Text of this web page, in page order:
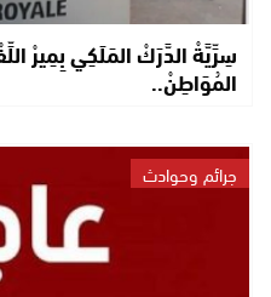
سِرِّيَّةْ الدَّرَكْ المَلَكِي بِمِيرْ
المُوَاطِنْ..
جرائم وحوادث